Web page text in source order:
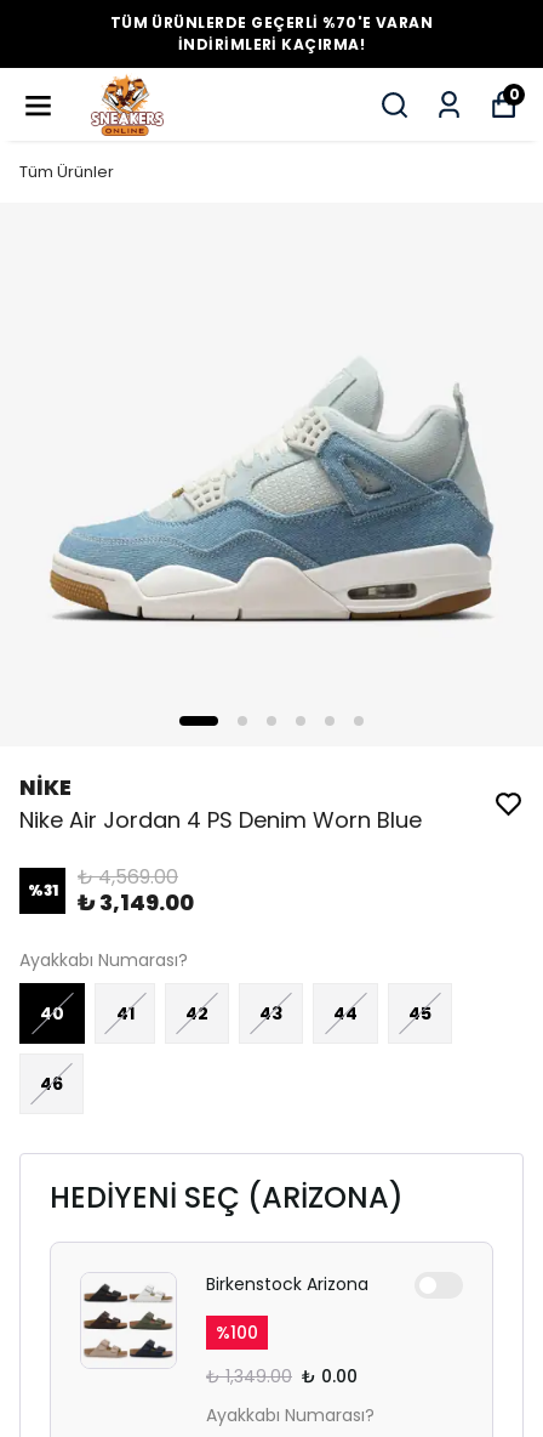
TÜM ÜRÜNLERDE GEÇERLİ %70'E VARAN
İNDİRİMLERİ KAÇIRMA!
0
Tüm Ürünler
NİKE
Nike Air Jordan 4 PS Denim Worn Blue
%31 ₺ 4,569.00
₺ 3,149.00
Ayakkabı Numarası?
40 41 42 43 44 45
46
HEDİYENİ SEÇ (ARİZONA)
Birkenstock Arizona
%100
₺ 1,349.00 ₺ 0.00
Ayakkabı Numarası?